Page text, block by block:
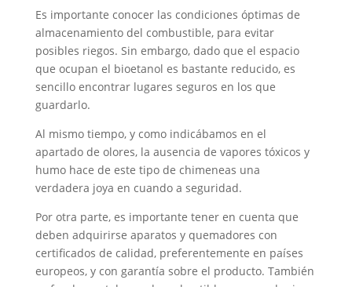
Es importante conocer las condiciones óptimas de
almacenamiento del combustible, para evitar
posibles riegos. Sin embargo, dado que el espacio
que ocupan el bioetanol es bastante reducido, es
sencillo encontrar lugares seguros en los que
guardarlo.
Al mismo tiempo, y como indicábamos en el
apartado de olores, la ausencia de vapores tóxicos y
humo hace de este tipo de chimeneas una
verdadera joya en cuando a seguridad.
Por otra parte, es importante tener en cuenta que
deben adquirirse aparatos y quemadores con
certificados de calidad, preferentemente en países
europeos, y con garantía sobre el producto. También